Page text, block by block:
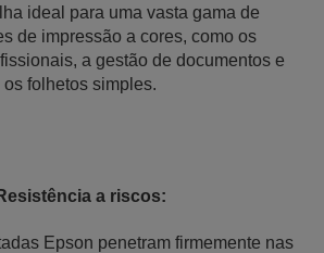
ideal para uma vasta gama de
de impressão a cores, como os
a gestão de documentos e
os folhetos simples.
a riscos:
Epson penetram firmemente nas